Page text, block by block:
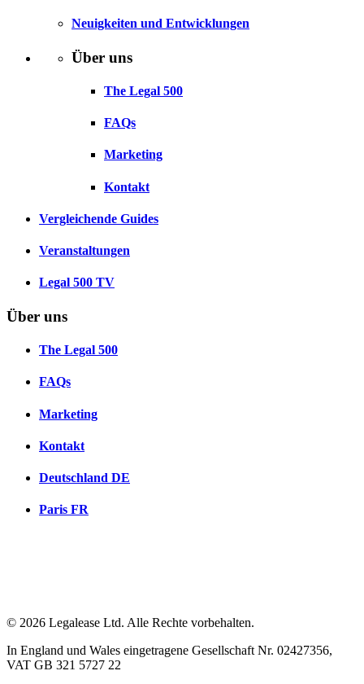
Neuigkeiten und Entwicklungen
Über uns
The Legal 500
FAQs
Marketing
Kontakt
Vergleichende Guides
Veranstaltungen
Legal 500 TV
Über uns
The Legal 500
FAQs
Marketing
Kontakt
Deutschland DE
Paris FR
© 2026 Legalease Ltd. Alle Rechte vorbehalten.
In England und Wales eingetragene Gesellschaft Nr. 02427356,
VAT GB 321 5727 22